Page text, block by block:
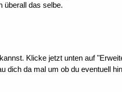
überall das selbe.
Klicke jetzt unten auf
dich da mal um ob du eventuell